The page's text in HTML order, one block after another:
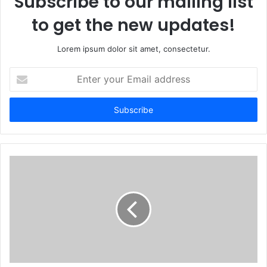
to get the new updates!
Lorem ipsum dolor sit amet, consectetur.
your
Email